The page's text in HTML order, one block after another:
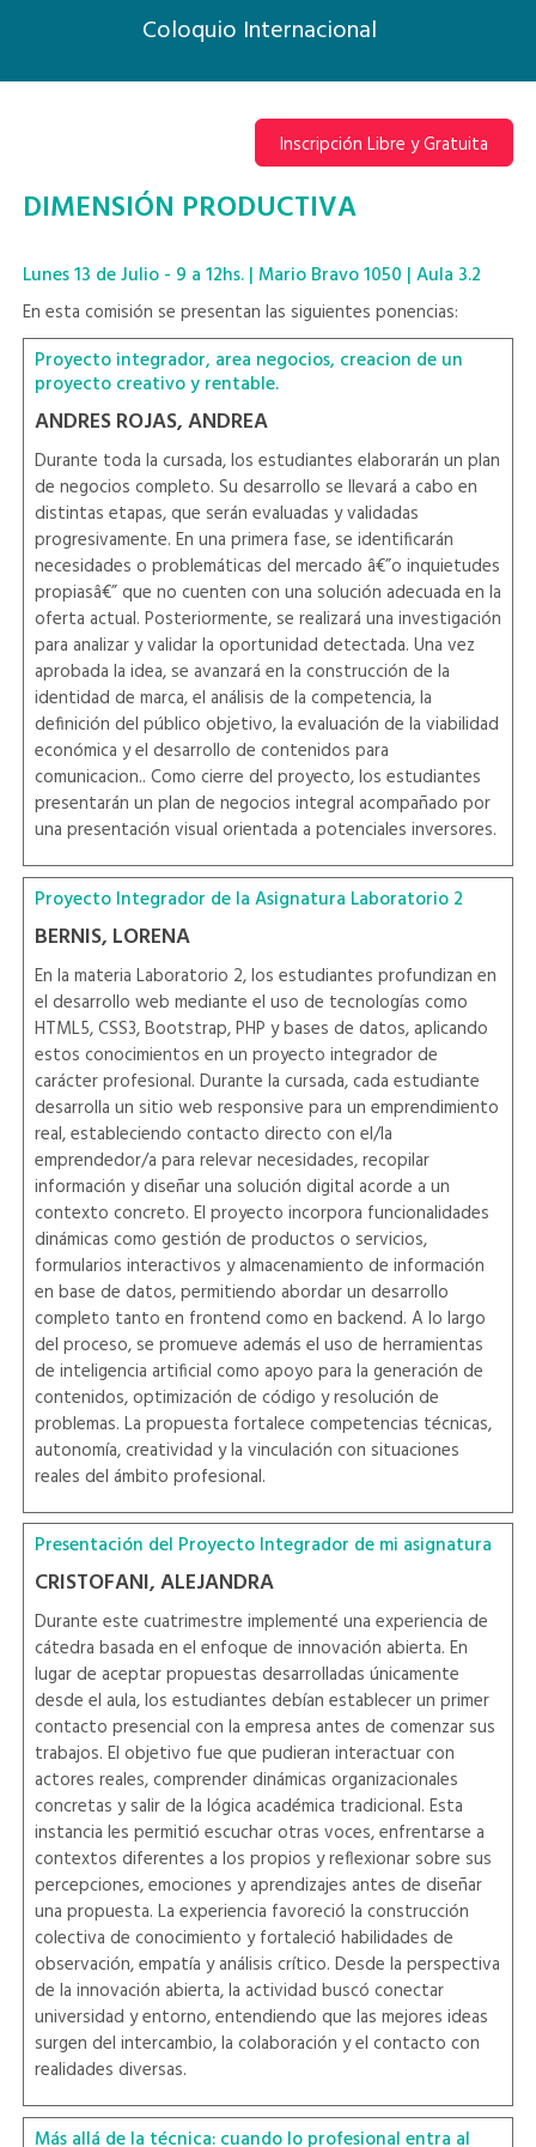
Coloquio Internacional
Inscripción Libre y Gratuita
DIMENSIÓN PRODUCTIVA
Lunes 13 de Julio - 9 a 12hs. | Mario Bravo 1050 | Aula 3.2
En esta comisión se presentan las siguientes ponencias:
Proyecto integrador, area negocios, creacion de un
proyecto creativo y rentable.
ANDRES ROJAS, ANDREA
Durante toda la cursada, los estudiantes elaborarán un plan
de negocios completo. Su desarrollo se llevará a cabo en
distintas etapas, que serán evaluadas y validadas
progresivamente. En una primera fase, se identificarán
necesidades o problemáticas del mercado â€”o inquietudes
propiasâ€” que no cuenten con una solución adecuada en la
oferta actual. Posteriormente, se realizará una investigación
para analizar y validar la oportunidad detectada. Una vez
aprobada la idea, se avanzará en la construcción de la
identidad de marca, el análisis de la competencia, la
definición del público objetivo, la evaluación de la viabilidad
económica y el desarrollo de contenidos para
comunicacion.. Como cierre del proyecto, los estudiantes
presentarán un plan de negocios integral acompañado por
una presentación visual orientada a potenciales inversores.
Proyecto Integrador de la Asignatura Laboratorio 2
BERNIS, LORENA
En la materia Laboratorio 2, los estudiantes profundizan en
el desarrollo web mediante el uso de tecnologías como
HTML5, CSS3, Bootstrap, PHP y bases de datos, aplicando
estos conocimientos en un proyecto integrador de
carácter profesional. Durante la cursada, cada estudiante
desarrolla un sitio web responsive para un emprendimiento
real, estableciendo contacto directo con el/la
emprendedor/a para relevar necesidades, recopilar
información y diseñar una solución digital acorde a un
contexto concreto. El proyecto incorpora funcionalidades
dinámicas como gestión de productos o servicios,
formularios interactivos y almacenamiento de información
en base de datos, permitiendo abordar un desarrollo
completo tanto en frontend como en backend. A lo largo
del proceso, se promueve además el uso de herramientas
de inteligencia artificial como apoyo para la generación de
contenidos, optimización de código y resolución de
problemas. La propuesta fortalece competencias técnicas,
autonomía, creatividad y la vinculación con situaciones
reales del ámbito profesional.
Presentación del Proyecto Integrador de mi asignatura
CRISTOFANI, ALEJANDRA
Durante este cuatrimestre implementé una experiencia de
cátedra basada en el enfoque de innovación abierta. En
lugar de aceptar propuestas desarrolladas únicamente
desde el aula, los estudiantes debían establecer un primer
contacto presencial con la empresa antes de comenzar sus
trabajos. El objetivo fue que pudieran interactuar con
actores reales, comprender dinámicas organizacionales
concretas y salir de la lógica académica tradicional. Esta
instancia les permitió escuchar otras voces, enfrentarse a
contextos diferentes a los propios y reflexionar sobre sus
percepciones, emociones y aprendizajes antes de diseñar
una propuesta. La experiencia favoreció la construcción
colectiva de conocimiento y fortaleció habilidades de
observación, empatía y análisis crítico. Desde la perspectiva
de la innovación abierta, la actividad buscó conectar
universidad y entorno, entendiendo que las mejores ideas
surgen del intercambio, la colaboración y el contacto con
realidades diversas.
Más allá de la técnica: cuando lo profesional entra al